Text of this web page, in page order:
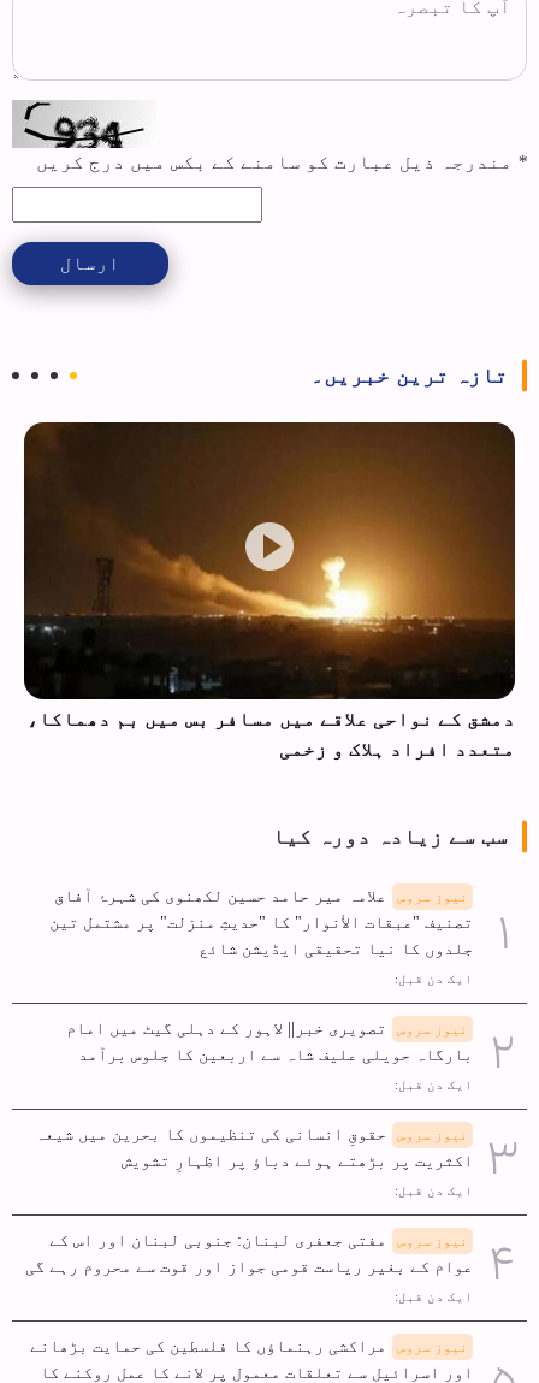
* مندرجہ ذیل عبارت کو سامنے کے بکس میں درج کریں
ارسال
تازہ ترین خبریں۔
دمشق کے نواحی علاقے میں مسافر بس میں بم دھماکا،
متعدد افراد ہلاک و زخمی
سب سے زیادہ دورہ کیا
نیوز سروس
علامہ میر حامد حسین لکھنوی کی شہرۂ آفاق
تصنیف "عبقات الأنوار" کا "حدیثِ منزلت" پر مشتمل تین
جلدوں کا نیا تحقیقی ایڈیشن شائع
ایک دن قبل:
نیوز سروس
تصویری خبر|| لاہور کے دہلی گیٹ میں امام
بارگاہ حویلی علیف شاہ سے اربعین کا جلوس برآمد
ایک دن قبل:
نیوز سروس
حقوقِ انسانی کی تنظیموں کا بحرین میں شیعہ
اکثریت پر بڑھتے ہوئے دباؤ پر اظہارِ تشویش
ایک دن قبل:
نیوز سروس
مفتی جعفری لبنان: جنوبی لبنان اور اس کے
عوام کے بغیر ریاست قومی جواز اور قوت سے محروم رہے گی
ایک دن قبل:
نیوز سروس
مراکشی رہنماؤں کا فلسطین کی حمایت بڑھانے
اور اسرائیل سے تعلقات معمول پر لانے کا عمل روکنے کا